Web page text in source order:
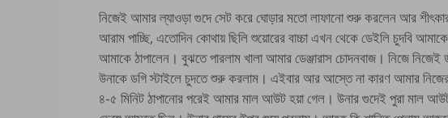
নিজেই আমার ল্যাওড়া গুদে সেট করে ঘোড়ার মতো লাফানো শুরু করলেন আর
আরাম পাচ্ছি, এতোদিন কোথায় ছিলি শুয়োরের বাচ্চা এখন থেকে ডেইলি চুদবি
আমাকে ঠাপালেন। বুঝতে পারলাম খালা আমার ডেঞ্জারাস চোদনবাজ। নিজে
উনাকে ডগি স্টাইলে চুদতে শুরু করলাম। এইবার আর আস্তে না কারণ আমার
৪-৫ মিনিট ঠাপানোর পরেই আমার মাল আউট হয়া গেল। উনার গুদেই পুরা মাল